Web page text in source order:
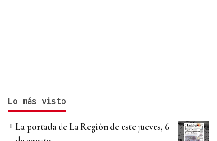
Lo más visto
La portada de La Región de este jueves, 6